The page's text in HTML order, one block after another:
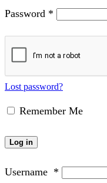
Password *
Lost password?
Remember Me
Log in
Username *